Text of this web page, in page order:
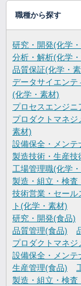
職種から探す
研究・開発(化学
分析・解析(化学
品質保証(化学・
データサイエンテ
(化学・素材)
プロセスエンジニ
プロダクトマネジ
素材)
設備保全・メンテ
製造技術・生産技
工場管理職(化学
製造・組立・検査
技術営業・セール
ト(化学・素材)
研究・開発(食品)
品質管理(食品)
プロダクトマネ
設備保全・メンテ
生産管理(食品)
製造・組立・検査